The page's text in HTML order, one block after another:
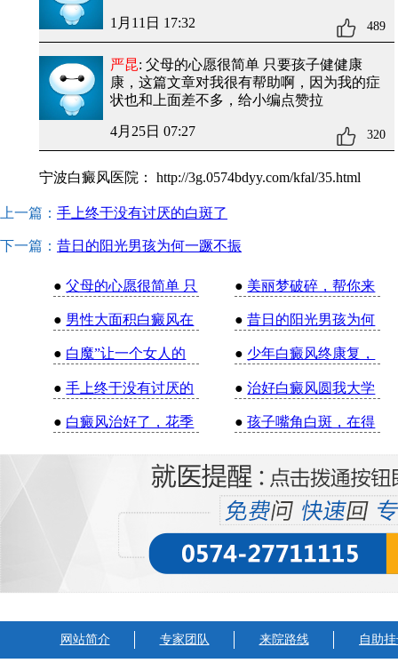
1月11日 17:32 489
严昆: 父母的心愿很简单 只要孩子健健康
康 ，这篇文章对我很有帮助啊，因为我的症
状也和上面差不多，给小编点赞拉
4月25日 07:27 320
宁波白癜风医院： http://3g.0574bdyy.com/kfal/35.html
上一篇： 手上终于没有讨厌的白斑了
下一篇： 昔日的阳光男孩为何一蹶不振
●父母的心愿很简单 只 ● 美丽梦破碎，帮你来
● 男性大面积白癜风在 ●昔日的阳光男孩为何
● 白魔”让一个女人的 ● 少年白癜风终康复，
●手上终于没有讨厌的 ●治好白癜风圆我大学
● 白癜风治好了，花季 ●孩子嘴角白斑，在得
网站简介 专家团队 来院路线 自助